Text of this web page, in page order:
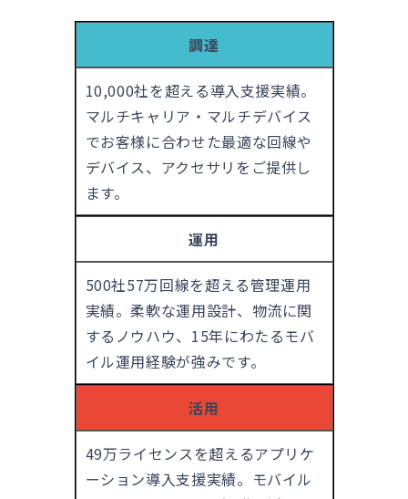
調達
10,000社を超える導入支援実績。
マルチキャリア・マルチデバイス
でお客様に合わせた最適な回線や
デバイス、アクセサリをご提供し
ます。
運用
500社57万回線を超える管理運用
実績。柔軟な運用設計、物流に関
するノウハウ、15年にわたるモバ
イル運用経験が強みです。
活用
49万ライセンスを超えるアプリケ
ーション導入支援実績。モバイル